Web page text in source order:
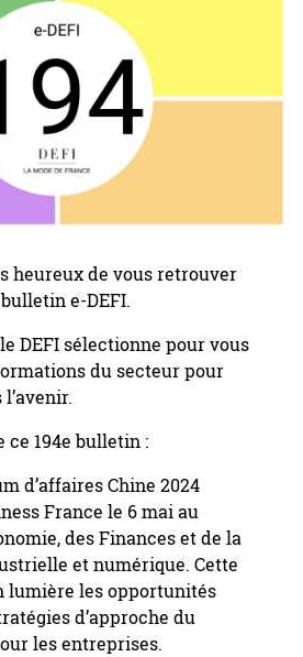
heureux de vous retrouver
e-DEFI.
DEFI sélectionne pour vous
du secteur pour
ce 194e bulletin :
d’affaires Chine 2024
France le 6 mai au
des Finances et de la
et numérique. Cette
lumière les opportunités
d’approche du
les entreprises.